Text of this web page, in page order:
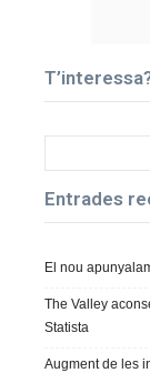
Entrades
El nou
The Valley
Statista
Augment de les